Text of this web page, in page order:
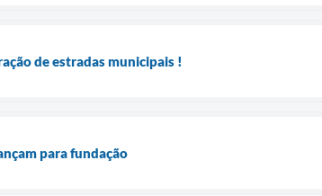
de estradas municipais !
para fundação